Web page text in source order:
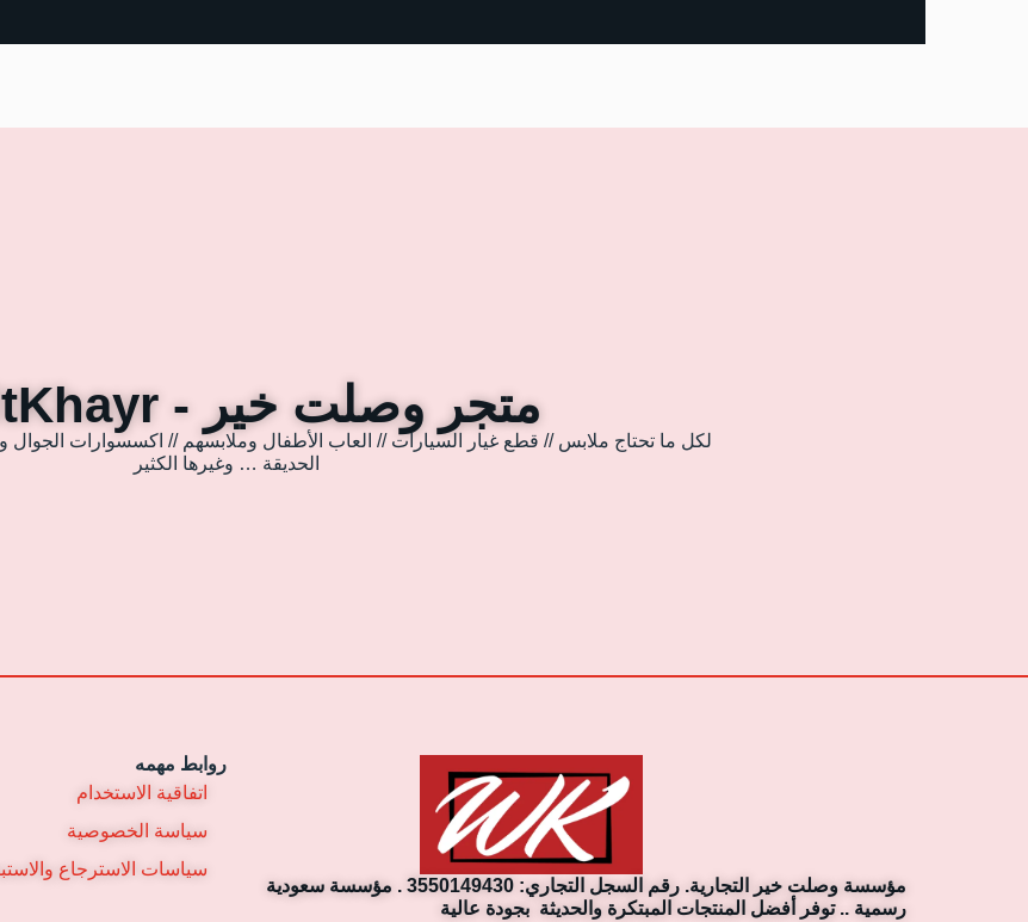
متجر وصلت خير - WsltKhayr
لكل ما تحتاج ملابس // قطع غيار السيارات // العاب الأطفال وملابسهم // اكسسوارات الجوال
الحديقة … وغيرها الكثير
مؤسسة وصلت خير التجارية. رقم السجل التجاري: 3550149430 . مؤسسة سعودية
رسمية .. توفر أفضل المنتجات المبتكرة والحديثة بجودة عالية
روابط مهمه
اتفاقية الاستخدام
سياسة الخصوصية
سياسات الاسترجاع